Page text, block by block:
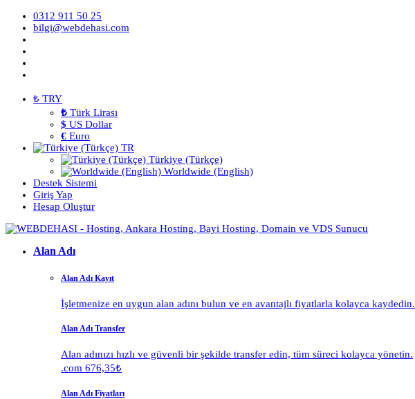
0312 911 50 25
bilgi@webdehasi.com
₺ TRY
₺ Türk Lirası
$ US Dollar
€ Euro
TR
Türkiye (Türkçe)
Worldwide (English)
Destek Sistemi
Giriş Yap
Hesap Oluştur
Alan Adı
Alan Adı Kayıt
İşletmenize en uygun alan adını bulun ve en avantajlı fiyatlarla kolayca kaydedin.
Alan Adı Transfer
Alan adınızı hızlı ve güvenli bir şekilde transfer edin, tüm süreci kolayca yönetin.
.com 676,35₺
Alan Adı Fiyatları